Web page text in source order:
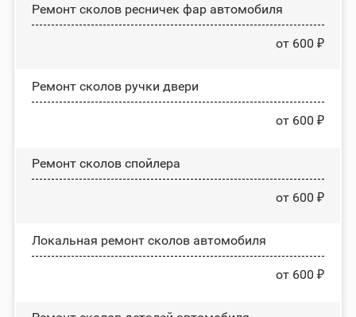
Ремонт сколов ресничек фар автомобиля
от 600 ₽
Ремонт сколов ручки двери
от 600 ₽
Ремонт сколов спойлера
от 600 ₽
Локальная ремонт сколов автомобиля
от 600 ₽